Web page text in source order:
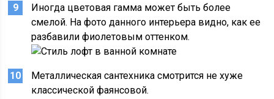
Иногда цветовая гамма может быть более
смелой. На фото данного интерьера видно, как ее
разбавили фиолетовым оттенком.
Металлическая сантехника смотрится не хуже
классической фаянсовой.